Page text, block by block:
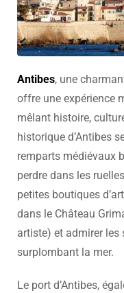
Antibes, une
offre une expérience
mêlant histoire,
historique d’Antibes
remparts médiévaux
perdre dans les
petites boutiques
dans le Château
artiste) et admirer les
surplombant la mer.
Le port d’Antibes,